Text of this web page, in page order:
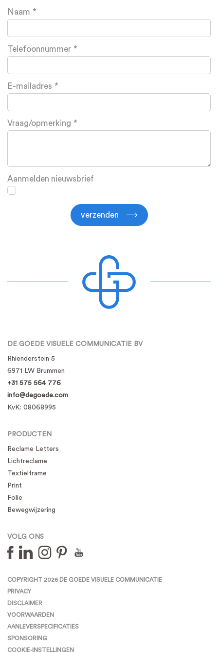
Naam
Telefoonnummer
E-mailadres
Vraag/opmerking
Aanmelden nieuwsbrief
verzenden
DE GOEDE VISUELE COMMUNICATIE BV
Rhienderstein 5
6971 LW Brummen
+31 575 564 776
info@degoede.com
KvK: 08068995
PRODUCTEN
Reclame Letters
Lichtreclame
Textielframe
Print
Folie
Bewegwijzering
VOLG ONS
COPYRIGHT 2026 DE GOEDE VISUELE COMMUNICATIE
PRIVACY
DISCLAIMER
VOORWAARDEN
AANLEVERSPECIFICATIES
SPONSORING
COOKIE-INSTELLINGEN